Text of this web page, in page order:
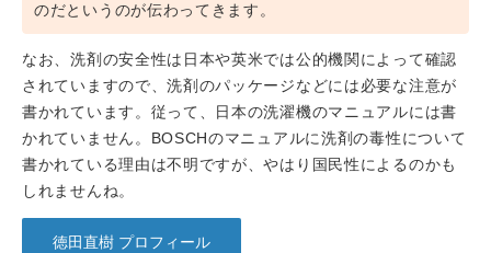
のだというのが伝わってきます。
なお、洗剤の安全性は日本や英米では公的機関によって確認
されていますので、洗剤のパッケージなどには必要な注意が
書かれています。従って、日本の洗濯機のマニュアルには書
かれていません。BOSCHのマニュアルに洗剤の毒性について
書かれている理由は不明ですが、やはり国民性によるのかも
しれませんね。
徳田直樹 プロフィール